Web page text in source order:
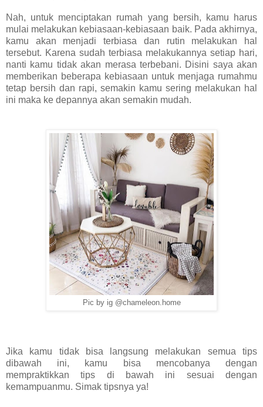
Nah, untuk menciptakan rumah yang bersih, kamu harus
mulai melakukan kebiasaan-kebiasaan baik. Pada akhirnya,
kamu akan menjadi terbiasa dan rutin melakukan hal
tersebut. Karena sudah terbiasa melakukannya setiap hari,
nanti kamu tidak akan merasa terbebani. Disini saya akan
memberikan beberapa kebiasaan untuk menjaga rumahmu
tetap bersih dan rapi, semakin kamu sering melakukan hal
ini maka ke depannya akan semakin mudah.
Pic by ig @chameleon.home
Jika kamu tidak bisa langsung melakukan semua tips
dibawah ini, kamu bisa mencobanya dengan
mempraktikkan tips di bawah ini sesuai dengan
kemampuanmu. Simak tipsnya ya!